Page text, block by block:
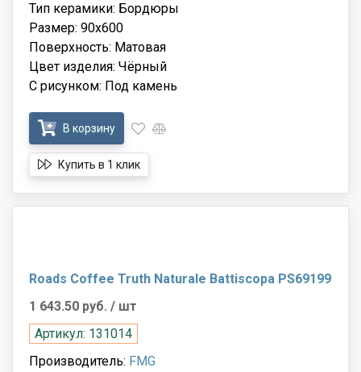
Тип керамики: Бордюры
Размер: 90x600
Поверхность: Матовая
Цвет изделия: Чёрный
С рисунком: Под камень
В корзину
Купить в 1 клик
Roads Coffee Truth Naturale Battiscopa PS69199
1 643.50 руб. / шт
Артикул: 131014
Производитель: FMG